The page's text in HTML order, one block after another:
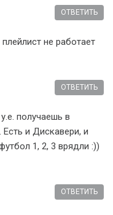
не работает
ОТВЕТИТЬ
получаешь в
и Дискавери, и
1, 2, 3 врядли :))
ОТВЕТИТЬ
ОТВЕТИТЬ